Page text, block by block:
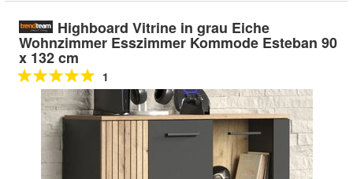
Highboard Vitrine in grau Eiche
Wohnzimmer Esszimmer Kommode Esteban 90
x 132 cm
1